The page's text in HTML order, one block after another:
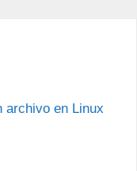
archivo en Linux